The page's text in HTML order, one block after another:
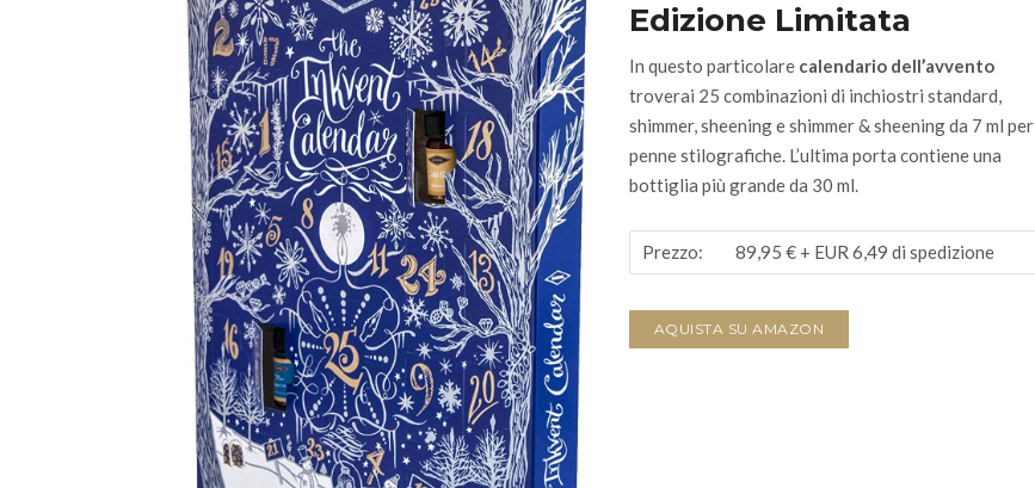
Edizione Limitata
In questo particolare calendario dell’avvento
troverai 25 combinazioni di inchiostri standard,
shimmer, sheening e shimmer & sheening da 7 ml per
penne stilografiche. L’ultima porta contiene una
bottiglia più grande da 30 ml.
Prezzo: 89,95 € + EUR 6,49 di spedizione
AQUISTA SU AMAZON